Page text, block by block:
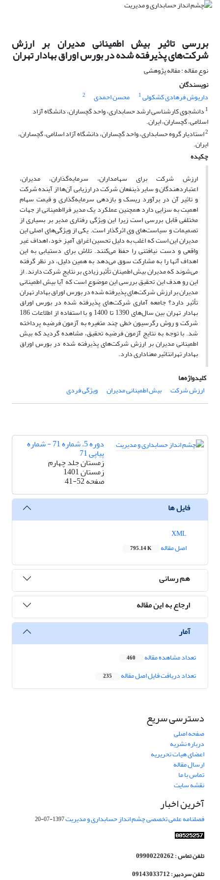
بررسی تاثیر بیش اطمینانی مدیران بر ارزش
شرکت‌های پذیرفته شده در بورس اوراق بهادار تهران
نوع مقاله : مقاله پژوهشی
نویسندگان
داریوش فرهادی کشکولی1 محسن احمدی
2
1 دانشجوی کارشناسی ارشد حسابداری، واحد گچساران، دانشگاه آزاد
اسلامی، گچساران، ایران.
2استادیار گروه حسابداری، واحد گچساران، دانشگاه آزاد اسلامی، گچساران،
ایران.
چکیده
ارزش شرکت برای سهامداران، سرمایه‌گذاران، مدیران،
اعتباردهندگان و سایر ذینفعان شرکت در ارزیابی آن‌ها از آینده شرکت
و تاثیر آن در برآورد ریسک و بازدهی سرمایه‌گذاری و قیمت سهام
اهمیت به سزایی دارد همچنین عملکرد یک مدیر فرا‌اطمینانی از جهات
مختلفی قابل بررسی است زیرا این ویژگی رفتاری مدیر بر بسیاری از
تصمیمات و سیاست‌های وی اثر‌گذار است. یکی از ویژگی‌های اصلی این
مدیران این است که اغلب به دلیل تحسین اغراق آمیز خود، اهداف غیر
واقعی و دست نیافتنی را حفظ می‌کنند. تلاش برای دستیابی به این
اهداف آنها را به مشارکت سوق می‌دهد به همین دلیل، در نظر گرفته
می‌شوند که مدیران بیش اطمینان تأثیر زیادی بر نتایج شرکت دارند. از
این رو هدف این تحقیق بررسی این موضوع است که آیا بیش اطمینانی
مدیران بر ارزش شرکت‌های پذیرفته شده در بورس اوراق بهادار تهران
تأثیر دارد؟ جامعه آماری شرکت‌های پذیرفته شده در بورس اوراق
بهادار تهران بین سال‌های 1390 تا 1400 و با استفاده از اطلاعات 186
شرکت و روش رگرسیون خطی چند متغیره به آزمون فرضیه پرداخته
شد. با توجه به نتایج آزمون فرضیه تحقیق، مشاهده گردید که بیش
اطمینانی مدیران بر ارزش شرکت‌های پذیرفته شده در بورس اوراق
بهادار تهرانتاثیر معناداری دارد.
کلیدواژه‌ها
ارزش شرکت
بیش اطمینانی مدیران ویژگی فردی
دوره 5، شماره 71 - شماره
پیاپی 71
زمستان جلد چهارم
زمستان 1401
صفحه41-52
فایل ها
اصل مقاله
795.14 K
هم رسانی
ارجاع به این مقاله
آمار
تعداد مشاهده مقاله 460
تعداد دریافت فایل اصل مقاله 235
دسترسی سریع
صفحه اصلی
درباره نشریه
اعضای هیات تحریریه
ارسال مقاله
تماس با ما
نقشه سایت
آخرین اخبار
فصلنامه علمی تخصصی چشم انداز حسابداری و مدیریت1397-07-20
تلفن تماس : 09900220262
تلفن سردبیر: 09143033712